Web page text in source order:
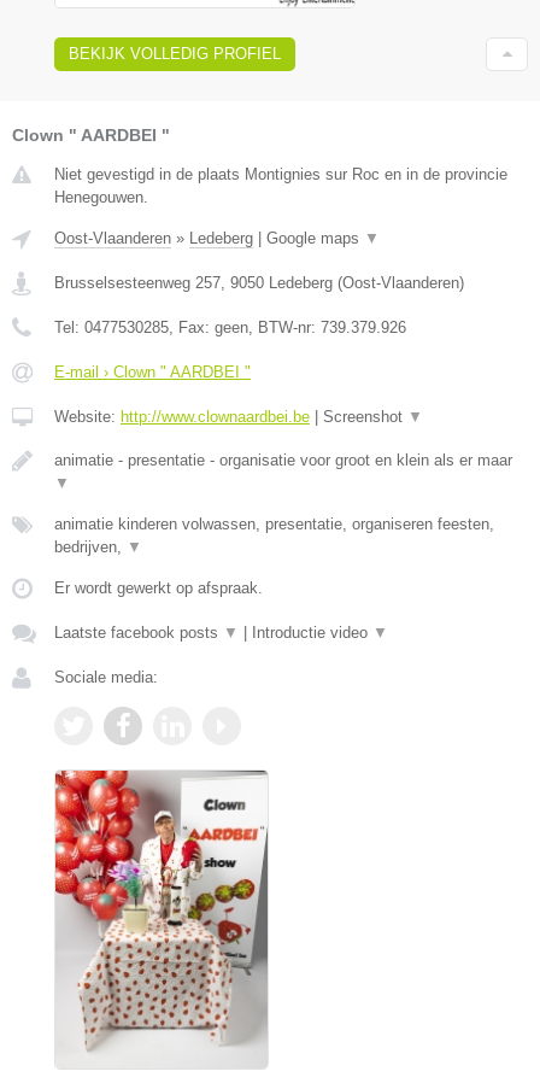
BEKIJK VOLLEDIG PROFIEL
Clown " AARDBEI "
Niet gevestigd in de plaats Montignies sur Roc en in de provincie
Henegouwen.
Oost-Vlaanderen » Ledeberg Google maps ▼
Brusselsesteenweg 257, 9050 Ledeberg (Oost-Vlaanderen)
Tel: 0477530285, Fax: geen, BTW-nr: 739.379.926
E-mail › Clown " AARDBEI "
Website: http://www.clownaardbei.be Screenshot ▼
animatie - presentatie - organisatie voor groot en klein als er maar
▼
animatie kinderen volwassen, presentatie, organiseren feesten,
bedrijven, ▼
Er wordt gewerkt op afspraak.
Laatste facebook posts ▼ Introductie video ▼
Sociale media: